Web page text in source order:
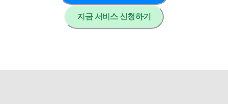
지금 서비스 신청하기